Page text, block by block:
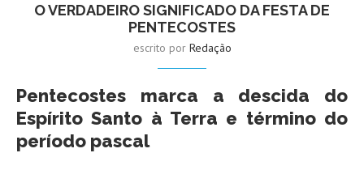
O VERDADEIRO SIGNIFICADO DA FESTA DE
PENTECOSTES
escrito por Redação
Pentecostes marca a descida do
Espírito Santo à Terra e término do
período pascal